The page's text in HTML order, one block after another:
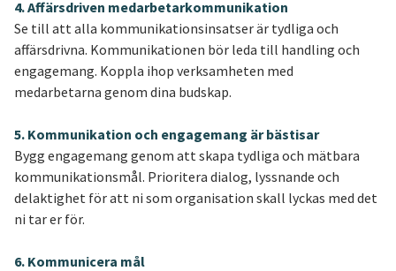
4. Affärsdriven medarbetarkommunikation
Se till att alla kommunikationsinsatser är tydliga och
affärsdrivna. Kommunikationen bör leda till handling och
engagemang. Koppla ihop verksamheten med
medarbetarna genom dina budskap.
5. Kommunikation och engagemang är bästisar
Bygg engagemang genom att skapa tydliga och mätbara
kommunikationsmål. Prioritera dialog, lyssnande och
delaktighet för att ni som organisation skall lyckas med det
ni tar er för.
6. Kommunicera mål